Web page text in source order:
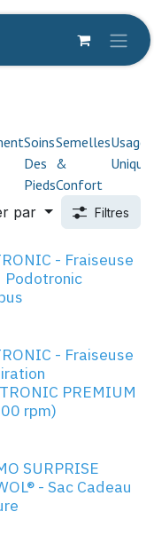
Soins
Des
Pieds
Semelles
&
Confort
Usage
Unique
par Filtres
- Fraiseuse
Podotronic
- Fraiseuse
PREMIUM
rpm)
SURPRISE
- Sac Cadeau